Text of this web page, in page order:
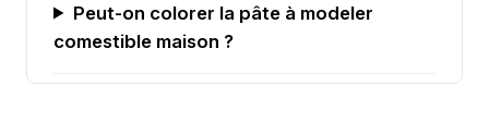
Peut-on colorer la pâte à modeler
comestible maison ?